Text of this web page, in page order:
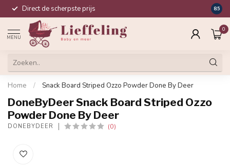
Direct de scherpste prijs 8.5
MENU
0
Home / Snack Board Striped Ozzo Powder Done By Deer
DoneByDeer Snack Board Striped Ozzo
Powder Done By Deer
DONEBYDEER (0)